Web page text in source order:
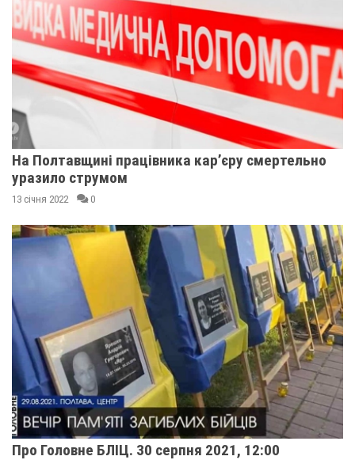
На Полтавщині працівника кар’єру смертельно
уразило струмом
13 січня 2022 0
Про Головне БЛІЦ. 30 серпня 2021, 12:00